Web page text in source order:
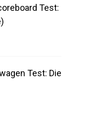
Test:
Test: